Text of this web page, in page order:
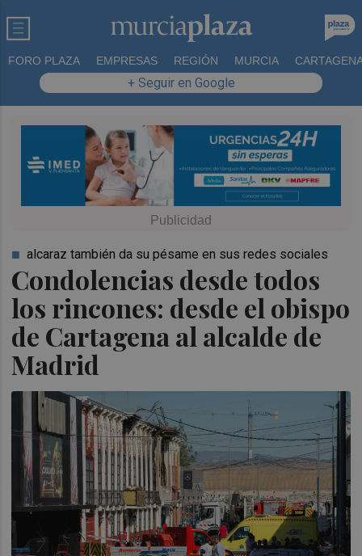
FORO PLAZA EMPRESAS REGIÓN MURCIA
+ Seguir en Google
Condolencias desde todos
los rincones: desde el obispo
de Cartagena al alcalde de
Madrid
alcaraz también da su pésame en sus redes sociales